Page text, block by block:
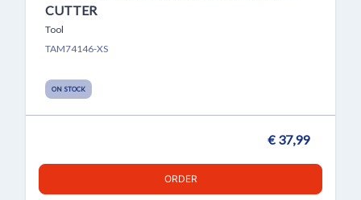
CUTTER
Tool
TAM74146-XS
ON STOCK
€ 37,99
ORDER